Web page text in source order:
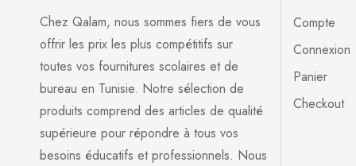
Chez Qalam, nous sommes fiers de vous
offrir les prix les plus compétitifs sur
toutes vos fournitures scolaires et de
bureau en Tunisie. Notre sélection de
produits comprend des articles de qualité
supérieure pour répondre à tous vos
besoins éducatifs et professionnels. Nous
Compte
Connexion
Panier
Checkout